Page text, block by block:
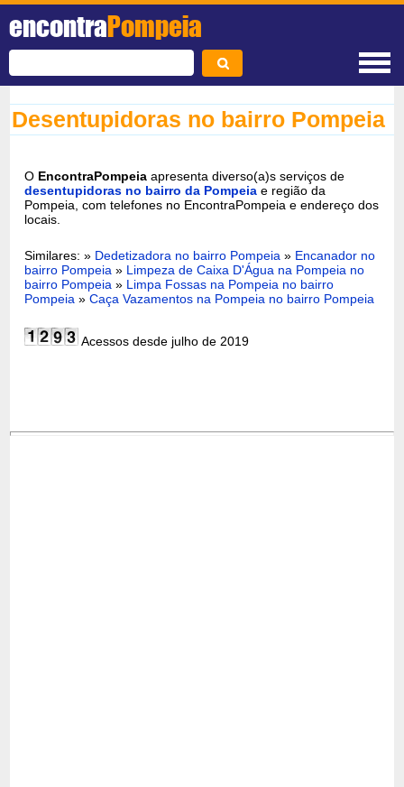
encontraPompeia
Desentupidoras no bairro Pompeia
O EncontraPompeia apresenta diverso(a)s serviços de
desentupidoras no bairro da Pompeia e região da
Pompeia, com telefones no EncontraPompeia e endereço dos
locais.
Similares: » Dedetizadora no bairro Pompeia » Encanador no
bairro Pompeia » Limpeza de Caixa D'Água na Pompeia no
bairro Pompeia » Limpa Fossas na Pompeia no bairro
Pompeia »Caça Vazamentos na Pompeia no bairro Pompeia
Acessos desde julho de 2019